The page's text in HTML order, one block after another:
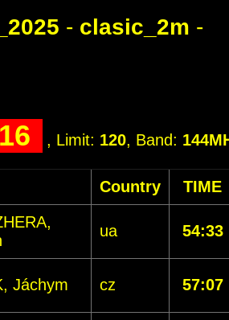
- clasic_2m -
, Limit: 120, Band:
Country TIME
ua 54:33
Jáchym cz 57:07